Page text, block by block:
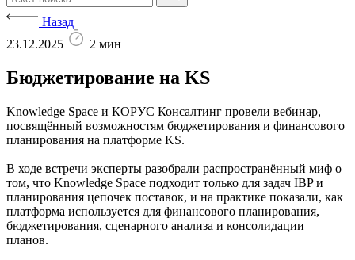
Назад
23.12.2025
2 мин
Бюджетирование на KS
Knowledge Space и КОРУС Консалтинг провели вебинар,
посвящённый возможностям бюджетирования и финансового
планирования на платформе KS.
В ходе встречи эксперты разобрали распространённый миф о
том, что Knowledge Space подходит только для задач IBP и
планирования цепочек поставок, и на практике показали, как
платформа используется для финансового планирования,
бюджетирования, сценарного анализа и консолидации
планов.